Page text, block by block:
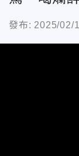
發布: 2025/02/